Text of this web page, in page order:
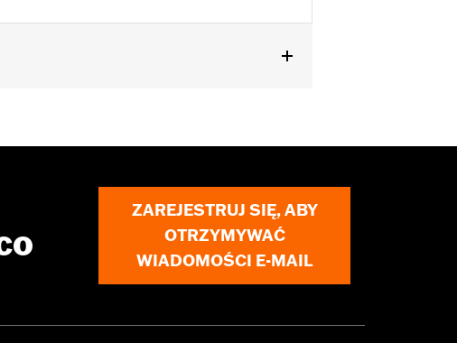
ZAREJESTRUJ SIĘ, ABY
OTRZYMYWAĆ
WIADOMOŚCI E-MAIL